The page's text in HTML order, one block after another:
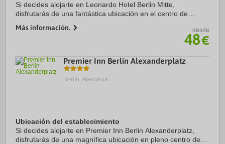
Si decides alojarte en Leonardo Hotel Berlin Mitte,
disfrutarás de una fantástica ubicación en el centro de
pie de Puerta de Brandemburgo. Además, ...
Más información. desde
48€
Premier Inn Berlin Alexanderplatz
Berlín, Alemania.
Ubicación del establecimiento
Si decides alojarte en Premier Inn Berlin Alexanderplatz,
disfrutarás de una magnífica ubicación en pleno centro de